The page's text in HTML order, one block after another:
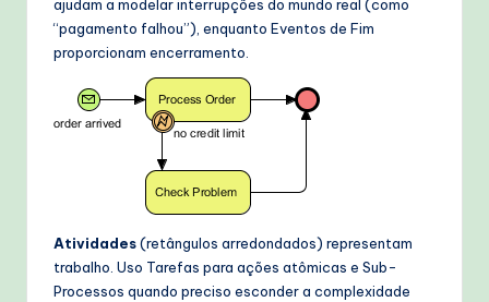
ajudam a modelar interrupções do mundo real (como
“pagamento falhou”), enquanto Eventos de Fim
proporcionam encerramento.
Atividades(retângulos arredondados) representam
trabalho. Uso Tarefas para ações atômicas e Sub-
Processos quando preciso esconder a complexidade